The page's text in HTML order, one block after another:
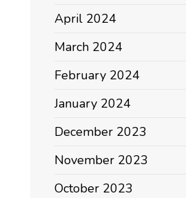
April 2024
March 2024
February 2024
January 2024
December 2023
November 2023
October 2023